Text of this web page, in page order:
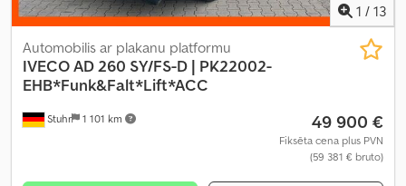
1 / 13
Stuhr 1 101 km
Automobilis ar plakanu platformu
IVECOAD 260 SY/FS-D | PK22002-
EHB*Funk&Falt*Lift*ACC
49 900 €
Fiksēta cena plus PVN
(59 381 € bruto)